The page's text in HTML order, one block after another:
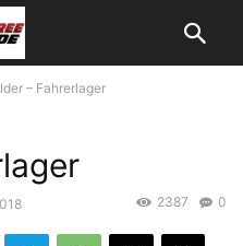
– Fahrerlager
0
2387